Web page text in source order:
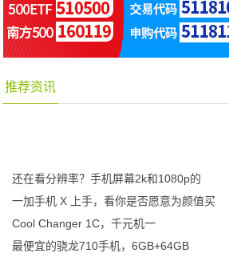
推荐资讯
还在看分辨率？手机屏幕2k和1080p的
一加手机 X 上手，看你是否愿意为颜值买
Cool Changer 1C，千元机一
最便宜的骁龙710手机，6GB+64GB